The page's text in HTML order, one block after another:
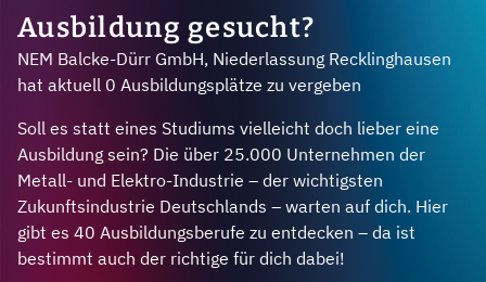
Ausbildung gesucht?
NEM Balcke-Dürr GmbH, Niederlassung Recklinghausen
hat aktuell 0 Ausbildungsplätze zu vergeben
Soll es statt eines Studiums vielleicht doch lieber eine
Ausbildung sein? Die über 25.000 Unternehmen der
Metall- und Elektro-Industrie – der wichtigsten
Zukunftsindustrie Deutschlands – warten auf dich. Hier
gibt es 40 Ausbildungsberufe zu entdecken – da ist
bestimmt auch der richtige für dich dabei!